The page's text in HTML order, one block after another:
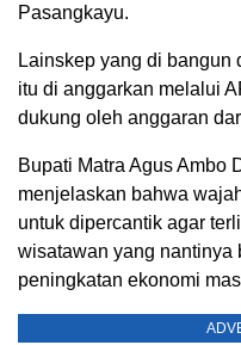
Pasangkayu.
Lainskep yang di bangun
itu di anggarkan melalui
dukung oleh anggaran
Bupati Matra Agus Ambo
menjelaskan bahwa
untuk dipercantik agar
wisatawan yang nantinya
peningkatan ekonomi